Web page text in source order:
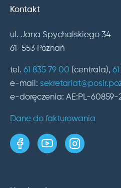
Kontakt
ul. Jana Spychalskiego 34
61-553 Poznań
tel. 61 835 79 00 (centrala),
e-mail:
e-doręczenia: AE:PL-60859-
Dane do fakturowania
strona w serwisie
kanał wprofil w